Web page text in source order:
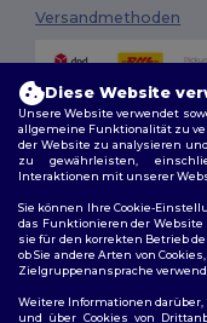
Versandmethoden
Allgemeine
Diese Website
Unsere Website verwendet
allgemeine Funktionalität zu
der Website zu analysieren
zu gewährleisten,
Interaktionen mit unserer
Sie können Ihre Cookie-
das Funktionieren der
sie für den korrekten Betrieb
ob Sie andere Arten von
Zielgruppenansprache
Weitere Informationen darüber,
und über Cookies von